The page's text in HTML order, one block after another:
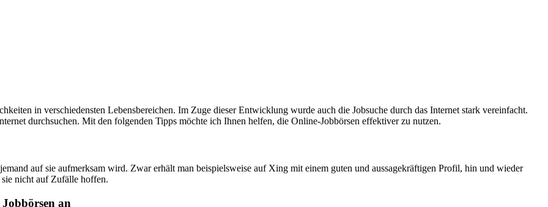
in verschiedensten Lebensbereichen. Im Zuge dieser Entwicklung wurde auch die Jobsuche durch das Internet stark vereinfacht.
durchsuchen. Mit den folgenden Tipps möchte ich Ihnen helfen, die Online-Jobbörsen effektiver zu nutzen.
auf sie aufmerksam wird. Zwar erhält man beispielsweise auf Xing mit einem guten und aussagekräftigen Profil, hin und wieder
nicht auf Zufälle hoffen.
an